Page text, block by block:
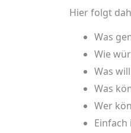
Hier folgt
Was
Wie
Was
Was
Wer